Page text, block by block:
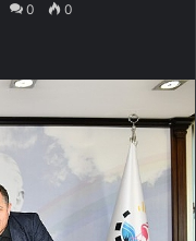
0 0